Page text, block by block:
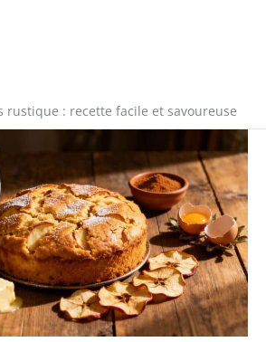
rustique : recette facile et savoureuse